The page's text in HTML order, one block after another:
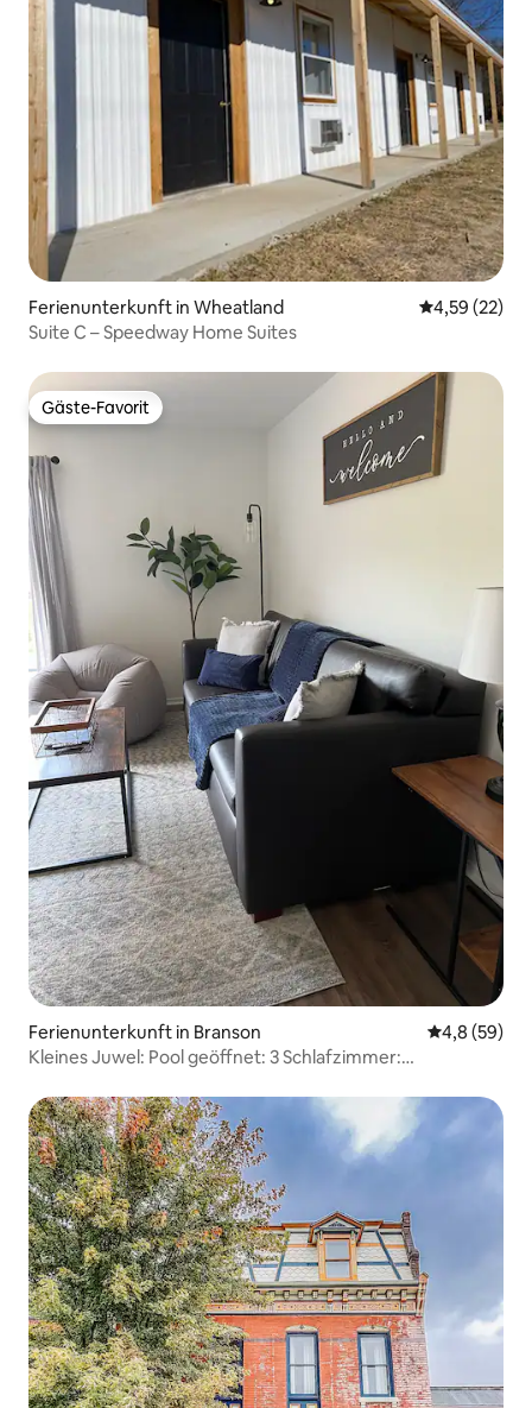
Ferienunterkunft in Wheatland
4,59 (22)
Suite C – Speedway Home Suites
Gäste-Favorit
Gäste-Favorit
Ferienunterkunft in Branson
4,8 (59)
Kleines Juwel: Pool geöffnet: 3 Schlafzimmer: